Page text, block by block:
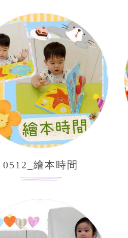
0512_繪本時間